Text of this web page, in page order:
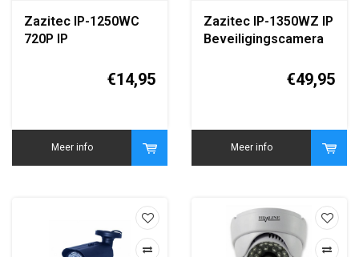
Zazitec IP-1250WC
720P IP
€14,95
Meer info
Zazitec IP-1350WZ IP
Beveiligingscamera
€49,95
Meer info